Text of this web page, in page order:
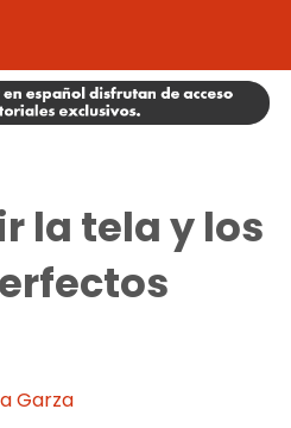
la tela y los
Garza